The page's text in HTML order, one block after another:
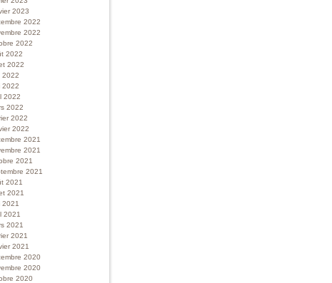
2023
2022
2022
2022
2022
2022
2022
2022
2022
2022
2022
2022
2021
2021
2021
2021
2021
2021
2021
2021
2021
2021
2021
2020
2020
2020